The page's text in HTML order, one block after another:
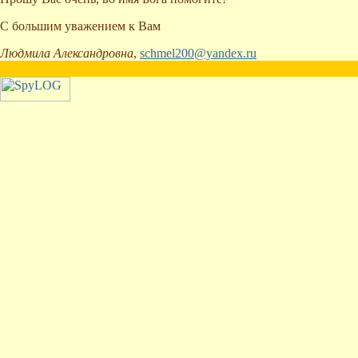
С большим уважением к Вам
Людмила Александровна, schmel200@yandex.ru